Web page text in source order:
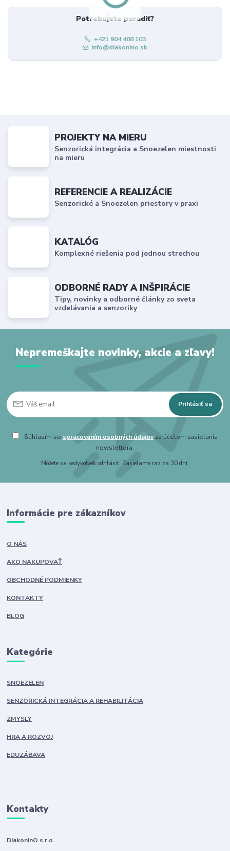
Potrebujete poradiť?
+421 904 408 103
info@diakonino.sk
PROJEKTY NA MIERU
Senzorická integrácia a Snoezelen miestnosti
na mieru
REFERENCIE A REALIZÁCIE
Senzorické a Snoezelen priestory v praxi
KATALÓG
Komplexné riešenia pod jednou strechou
ODBORNÉ RADY A INŠPIRÁCIE
Tipy, novinky a odborné články zo sveta
vzdelávania a senzoriky
Nepremeškajte novinky, akcie a zľavy!
Prihlásiť sa
Súhlasím so spracovaním osobných údajovza účelom zasielania
newslettera.
Môžete sa kedykoľvek odhlásiť. Zasielame raz za 30 dní.
Informácie pre zákazníkov
O NÁS
AKO NAKUPOVAŤ
OBCHODNÉ PODMIENKY
KONTAKTY
BLOG
Kategórie
SNOEZELEN
SENZORICKÁ INTEGRÁCIA A REHABILITÁCIA
ZMYSLY
HRA A ROZVOJ
EDUZÁBAVA
Kontakty
DiakoninO s.r.o.